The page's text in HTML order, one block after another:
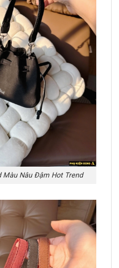
Màu Nâu Đậm Hot Trend